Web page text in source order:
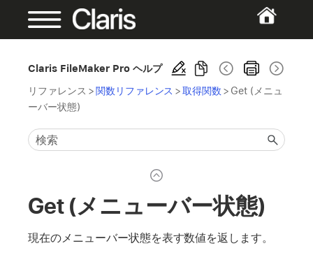
Claris FileMaker Pro ヘルプ
リファレンス >関数リファレンス > 取得関数 > Get (メニュ
ーバー状態)
Get (メニューバー状態)
現在のメニューバー状態を表す数値を返します。